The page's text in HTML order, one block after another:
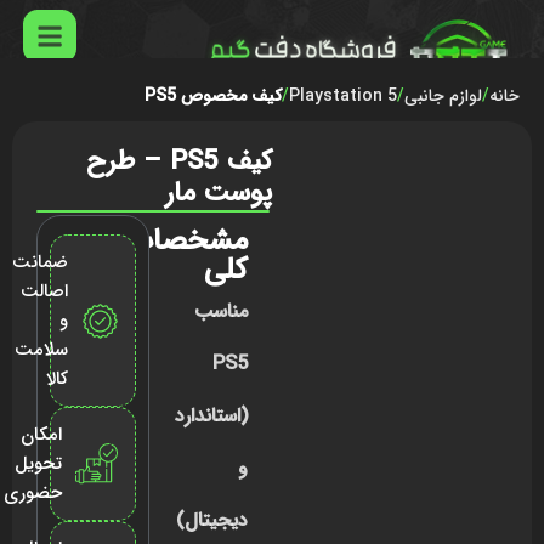
خانه لوازم جانبی Playstation 5 کیف مخصوص PS5
کیف PS5 – طرح
پوست مار
مشخصات
کلی
مناسب
PS5
(استاندارد
و
دیجیتال)
ضمانت
اصالت
و
سلامت
کالا
امکان
تحویل
حضوری